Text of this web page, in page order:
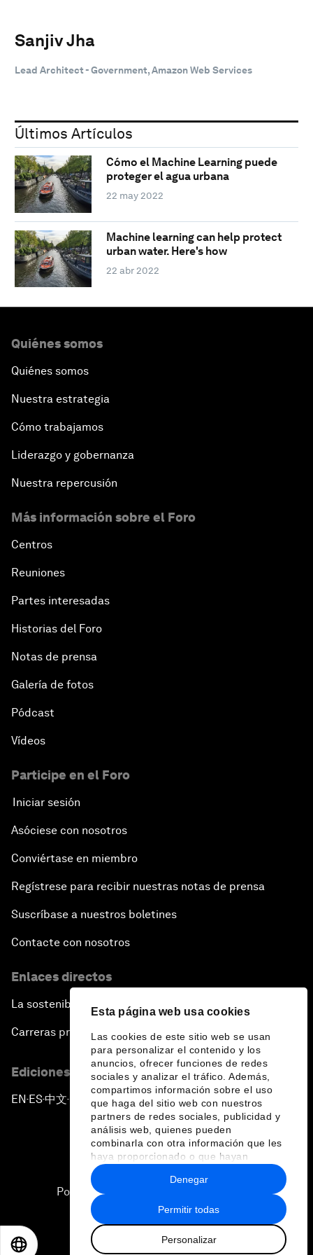
Esta página web usa cookies
Las cookies de este sitio web se usan
para personalizar el contenido y los
anuncios, ofrecer funciones de redes
sociales y analizar el tráfico. Además,
compartimos información sobre el uso
que haga del sitio web con nuestros
partners de redes sociales, publicidad y
análisis web, quienes pueden
combinarla con otra información que les
haya proporcionado o que hayan
recopilado a partir del uso que haya
hecho de sus servicios.
Permitir todas
Personalizar
Denegar
Sanjiv Jha
Lead Architect - Government, Amazon Web Services
Últimos Artículos
Cómo el Machine Learning puede
proteger el agua urbana
22 may 2022
Machine learning can help protect
urban water. Here's how
22 abr 2022
Quiénes somos
Quiénes somos
Nuestra estrategia
Cómo trabajamos
Liderazgo y gobernanza
Nuestra repercusión
Más información sobre el Foro
Centros
Reuniones
Partes interesadas
Historias del Foro
Notas de prensa
Galería de fotos
Pódcast
Vídeos
Participe en el Foro
Iniciar sesión
Asóciese con nosotros
Conviértase en miembro
Regístrese para recibir nuestras notas de prensa
Suscríbase a nuestros boletines
Contacte con nosotros
Enlaces directos
La sostenibilidad en el Foro
Carreras profesionales
Ediciones en otros idiomas
EN ▪ES▪中文▪ 日本語
Política de privacidad y normas de uso
Sitemap
2026 Foro Económico Mundial